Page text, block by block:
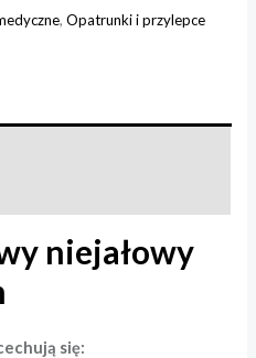
,Opatrunki i przylepce
niejałowy
się: